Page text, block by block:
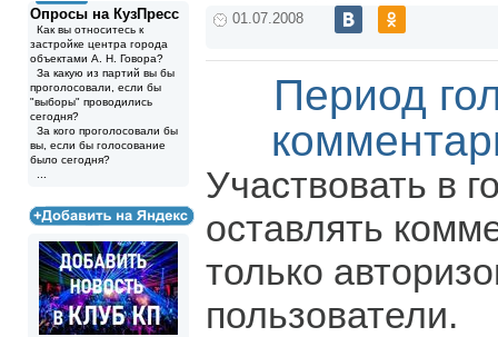
Опросы на КузПресс
Как вы относитесь к
застройке центра города
объектами А. Н. Говора?
За какую из партий вы бы
проголосовали, если бы
"выборы" проводились
сегодня?
За кого проголосовали бы
вы, если бы голосование
было сегодня?
01.07.2008
Период
Участвовать в
оставлять
только
пользователи.